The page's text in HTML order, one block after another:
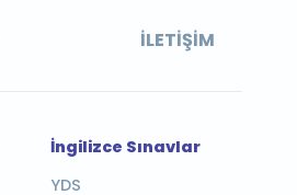
İLETIŞIM
İngilizce Sınavlar
YDS